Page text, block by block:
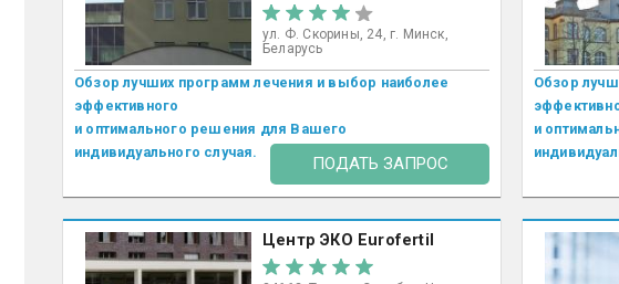
ул. Ф. Скорины, 24, г. Минск,
Беларусь
Обзор лучших программ лечения и выбор наиболее
эффективного
и оптимального решения для Вашего
индивидуального случая.
ПОДАТЬ ЗАПРОС
Обзор
и
Центр ЭКО Eurofertil